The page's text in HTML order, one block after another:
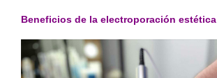
Beneficios de la electroporación estética